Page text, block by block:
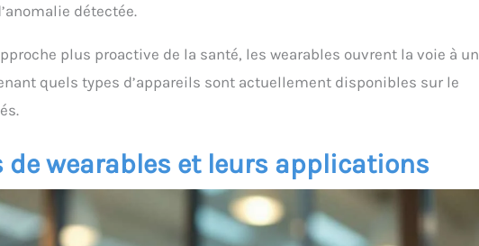
détectée.
plus proactive de la santé, les wearables ouvrent la voie à un
quels types d’appareils sont actuellement disponibles sur le
de wearables et leurs applications